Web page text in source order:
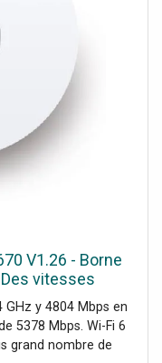
V1.26 - Borne
vitesses
performante et
pour
GHz y 4804 Mbps en
5378 Mbps. Wi-Fi 6
grand nombre de